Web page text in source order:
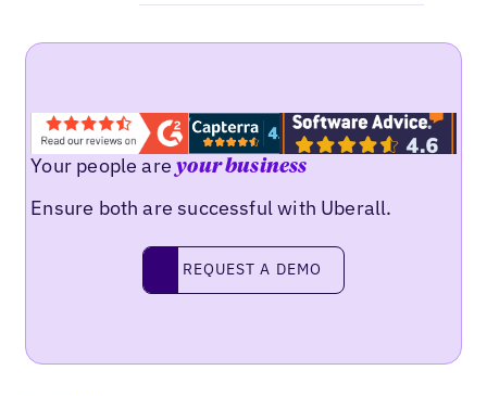
Your people areyour business
Ensure both are successful with Uberall.
Request a demo
REQUEST A DEMO